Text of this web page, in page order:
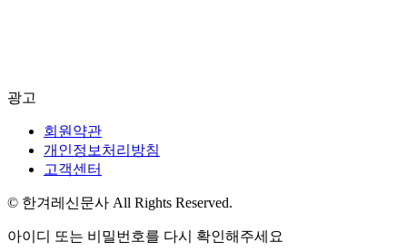
광고
회원약관
개인정보처리방침
고객센터
© 한겨레신문사 All Rights Reserved.
아이디 또는 비밀번호를 다시 확인해주세요